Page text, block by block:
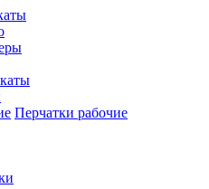
Перчатки рабочие